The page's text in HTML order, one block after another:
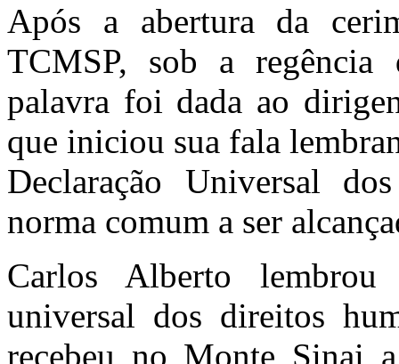
Após a abertura da
TCMSP, sob a regência
palavra foi dada ao
que iniciou sua fala
Declaração Universal
norma comum a ser
Carlos Alberto
universal dos direitos
recebeu no Monte Sinai